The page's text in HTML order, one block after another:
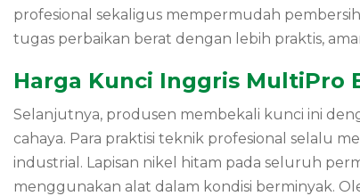
profesional sekaligus mempermudah
tugas perbaikan berat dengan lebih praktis,
Harga Kunci Inggris MultiPro
Selanjutnya, produsen membekali kunci ini
cahaya. Para praktisi teknik profesional selalu
industrial. Lapisan nikel hitam pada seluruh
menggunakan alat dalam kondisi berminyak.